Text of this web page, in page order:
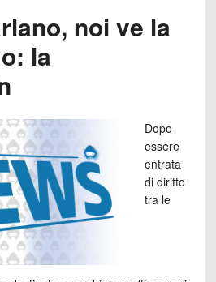
noi ve la
la
Dopo
essere
entrata
di diritto
tra le